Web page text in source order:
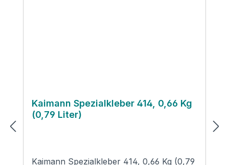
Kaimann Spezialkleber 414, 0,66 Kg
(0,79 Liter)
Kaimann Spezialkleber 414, 0,66 Kg (0,79